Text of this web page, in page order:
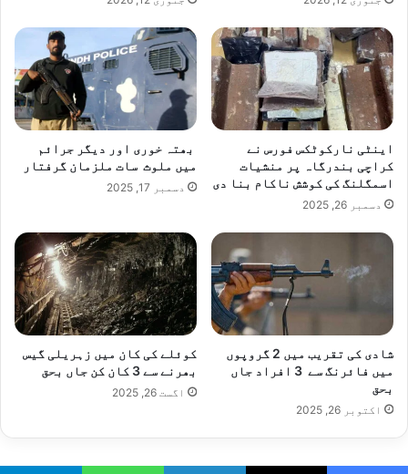
اینٹی نارکوٹکس فورس نے
کراچی بندرگاہ پر منشیات
اسمگلنگ کی کوشش ناکام بنا دی
دسمبر 26, 2025
بھتہ خوری اور دیگر جرائم
میں ملوث سات ملزمان گرفتار
دسمبر 17, 2025
شادی کی تقریب میں 2 گروپوں
میں فائرنگ سے 3 افراد جاں
بحق
اکتوبر 26, 2025
کوئلے کی کان میں زہریلی گیس
بھرنے سے 3 کان کن جاں بحق
اگست 26, 2025